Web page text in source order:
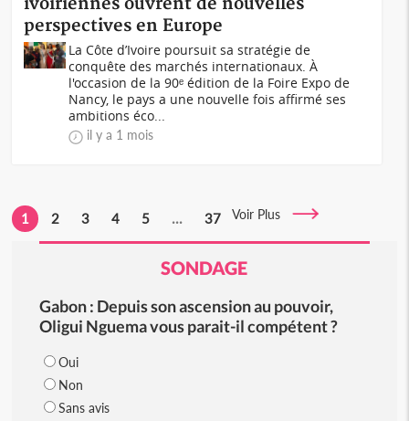
perspectives en Europe
La Côte d’Ivoire poursuit sa stratégie de
conquête des marchés internationaux. À
l'occasion de la 90ᵉ édition de la Foire Expo de
Nancy, le pays a une nouvelle fois affirmé ses
ambitions éco...
il y a 1 mois
1 2 3 4 5 ... 37 Voir Plus
SONDAGE
Gabon : Depuis son ascension au pouvoir,
Oligui Nguema vous parait-il compétent ?
Oui
Non
Sans avis